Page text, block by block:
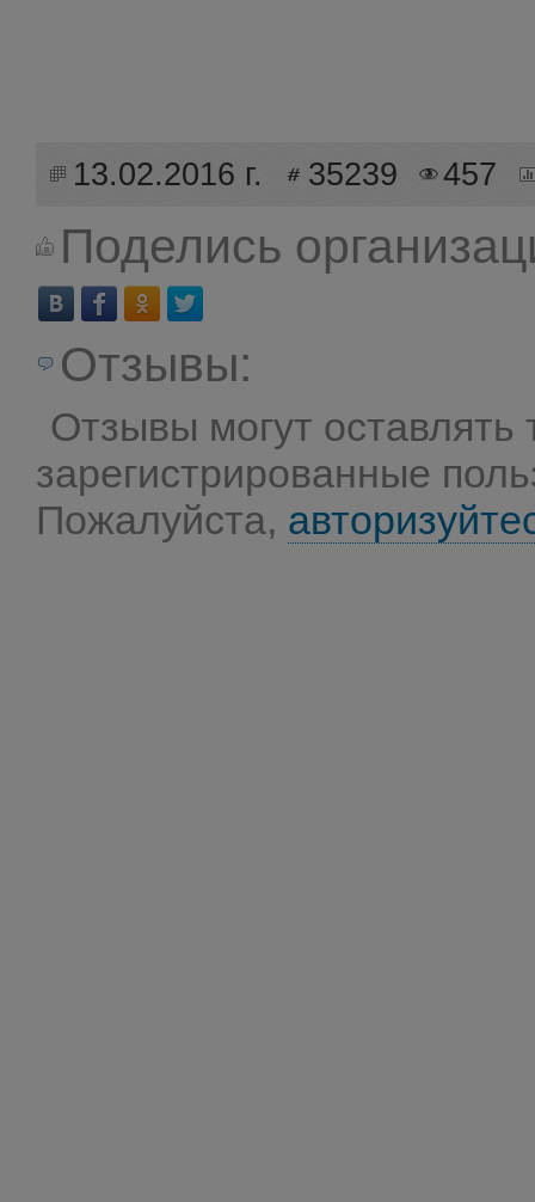
13.02.2016 г. 35239 457
Поделись
Отзывы:
Отзывы могут оставлять
зарегистрированные
Пожалуйста,